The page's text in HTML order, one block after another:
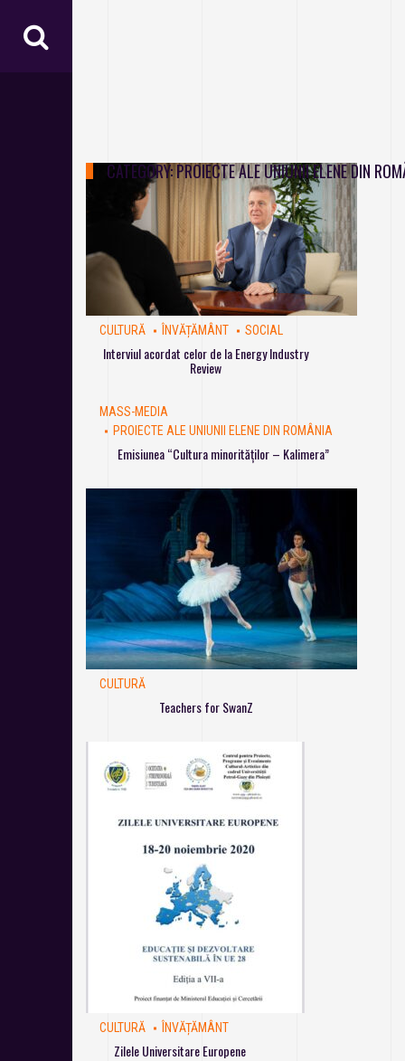
CATEGORY:PROIECTE ALE UNIUNII ELENE DIN
CULTURĂ ÎNVĂȚĂMÂNT SOCIAL
Interviul acordat celor de la Energy Industry
Review
MASS-MEDIA
PROIECTE ALE UNIUNII ELENE DIN ROMÂNIA
Emisiunea “Cultura minorităților – Kalimera”
CULTURĂ
Teachers for SwanZ
CULTURĂ ÎNVĂȚĂMÂNT
Zilele Universitare Europene